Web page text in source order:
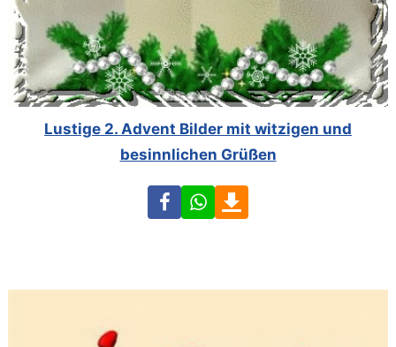
Lustige 2. Advent Bilder mit witzigen und
besinnlichen Grüßen
FacebookWhatsApp